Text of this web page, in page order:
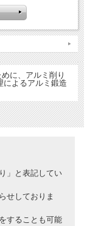
に、アルミ削り
によるアルミ鍛造
」と表記してい
せしておりま
することも可能